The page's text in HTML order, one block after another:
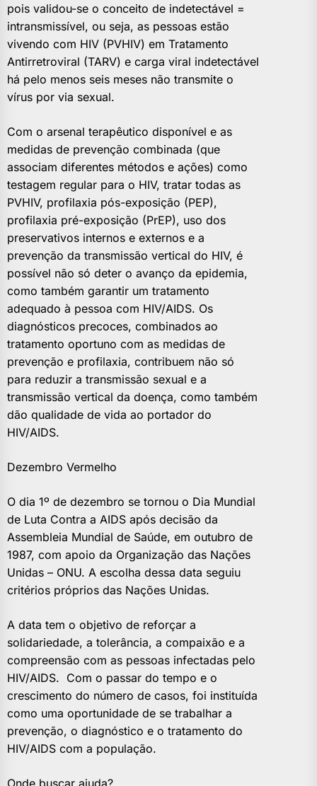
pois validou-se o conceito de indetectável =
intransmissível, ou seja, as pessoas estão
vivendo com HIV (PVHIV) em Tratamento
Antirretroviral (TARV) e carga viral indetectável
há pelo menos seis meses não transmite o
vírus por via sexual.
Com o arsenal terapêutico disponível e as
medidas de prevenção combinada (que
associam diferentes métodos e ações) como
testagem regular para o HIV, tratar todas as
PVHIV, profilaxia pós-exposição (PEP),
profilaxia pré-exposição (PrEP), uso dos
preservativos internos e externos e a
prevenção da transmissão vertical do HIV, é
possível não só deter o avanço da epidemia,
como também garantir um tratamento
adequado à pessoa com HIV/AIDS. Os
diagnósticos precoces, combinados ao
tratamento oportuno com as medidas de
prevenção e profilaxia, contribuem não só
para reduzir a transmissão sexual e a
transmissão vertical da doença, como também
dão qualidade de vida ao portador do
HIV/AIDS.
Dezembro Vermelho
O dia 1º de dezembro se tornou o Dia Mundial
de Luta Contra a AIDS após decisão da
Assembleia Mundial de Saúde, em outubro de
1987, com apoio da Organização das Nações
Unidas – ONU. A escolha dessa data seguiu
critérios próprios das Nações Unidas.
A data tem o objetivo de reforçar a
solidariedade, a tolerância, a compaixão e a
compreensão com as pessoas infectadas pelo
HIV/AIDS. Com o passar do tempo e o
crescimento do número de casos, foi instituída
como uma oportunidade de se trabalhar a
prevenção, o diagnóstico e o tratamento do
HIV/AIDS com a população.
Onde buscar ajuda?